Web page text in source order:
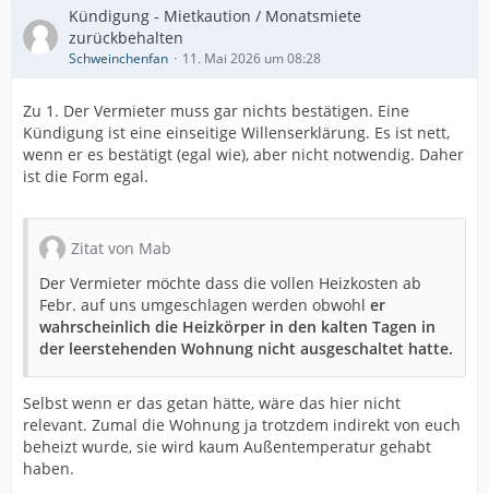
Kündigung - Mietkaution / Monatsmiete
zurückbehalten
Schweinchenfan 11. Mai 2026 um 08:28
Zu 1. Der Vermieter muss gar nichts bestätigen. Eine
Kündigung ist eine einseitige Willenserklärung. Es ist nett,
wenn er es bestätigt (egal wie), aber nicht notwendig. Daher
ist die Form egal.
Zitat von Mab
Der Vermieter möchte dass die vollen Heizkosten ab
Febr. auf uns umgeschlagen werden obwohl er
wahrscheinlich die Heizkörper in den kalten Tagen in
der leerstehenden Wohnung nicht ausgeschaltet hatte.
Selbst wenn er das getan hätte, wäre das hier nicht
relevant. Zumal die Wohnung ja trotzdem indirekt von euch
beheizt wurde, sie wird kaum Außentemperatur gehabt
haben.